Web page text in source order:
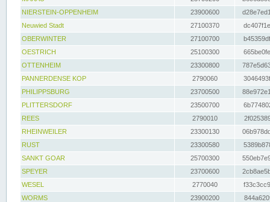
NIERSTEIN-OPPENHEIM
23900600
Neuwied Stadt
27100370
OBERWINTER
27100700
OESTRICH
25100300
OTTENHEIM
23300800
PANNERDENSE KOP
2790060
PHILIPPSBURG
23700500
PLITTERSDORF
23500700
REES
2790010
RHEINWEILER
23300130
RUST
23300580
SANKT GOAR
25700300
SPEYER
23700600
WESEL
2770040
WORMS
23900200